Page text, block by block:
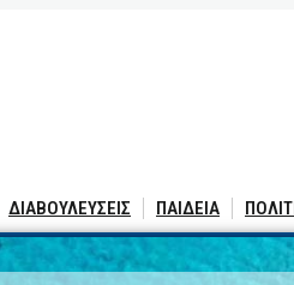
ΔΙΑΒΟΥΛΕΥΣΕΙΣ ΠΑΙΔΕΙΑ